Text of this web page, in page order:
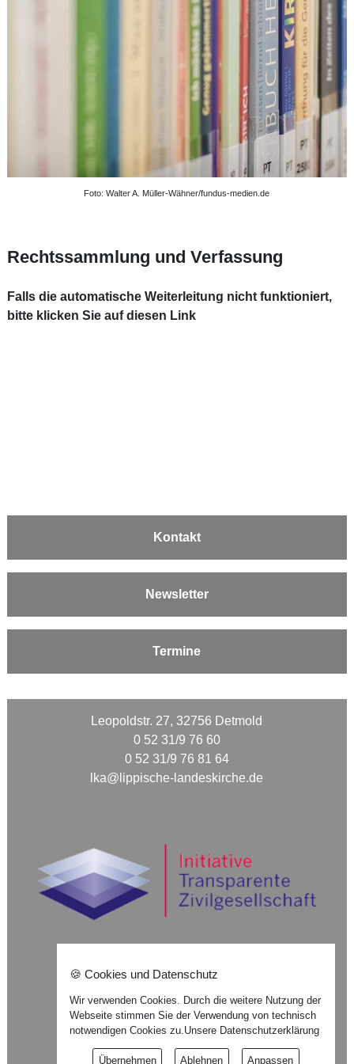
Foto: Walter A. Müller-Wähner/fundus-medien.de
Rechtssammlung und Verfassung
Falls die automatische Weiterleitung nicht funktioniert,
bitte klicken Sie auf diesen Link
Kontakt
Newsletter
Termine
Leopoldstr. 27, 32756 Detmold
0 52 31/9 76 60
0 52 31/9 76 81 64
lka@lippische-landeskirche.de
Impressum
Datenschutzerklärung
🍪 Cookies und Datenschutz
Wir verwenden Cookies. Durch die weitere Nutzung der
Webseite stimmen Sie der Verwendung von technisch
notwendigen Cookies zu.Unsere Datenschutzerklärung
Übernehmen Ablehnen Anpassen